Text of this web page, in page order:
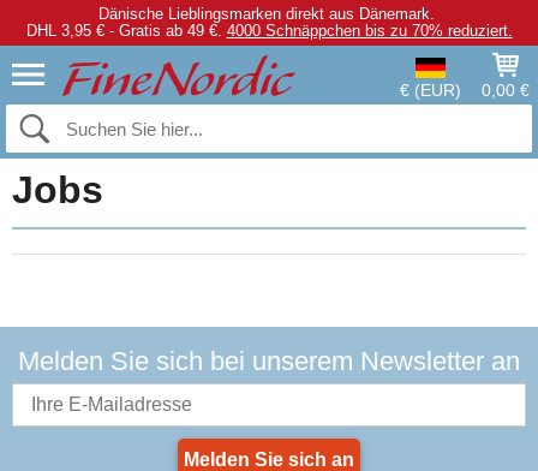
Dänische Lieblingsmarken direkt aus Dänemark.
DHL 3,95 € - Gratis ab 49 €. 4000 Schnäppchen bis zu 70% reduziert.
€ (EUR) 0,00 €
Jobs
Melden Sie sich bei unserem Newsletter an
Melden Sie sich an